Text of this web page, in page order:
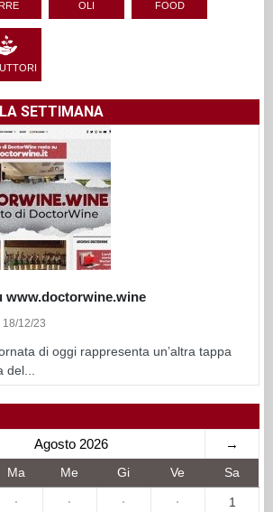
OLI FOOD
SETTIMANA
www.doctorwine.wine
12/23
di oggi rappresenta un’altra tappa
Agosto 2026 →
Ma Me Gi Ve Sa
· · · · 1